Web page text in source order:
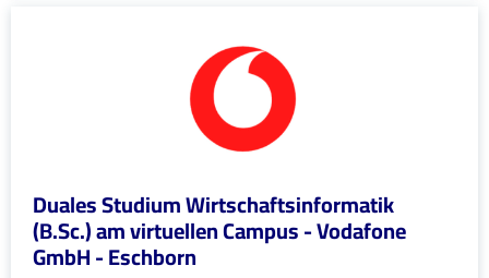
Duales Studium Wirtschaftsinformatik
(B.Sc.) am virtuellen Campus - Vodafone
GmbH - Eschborn